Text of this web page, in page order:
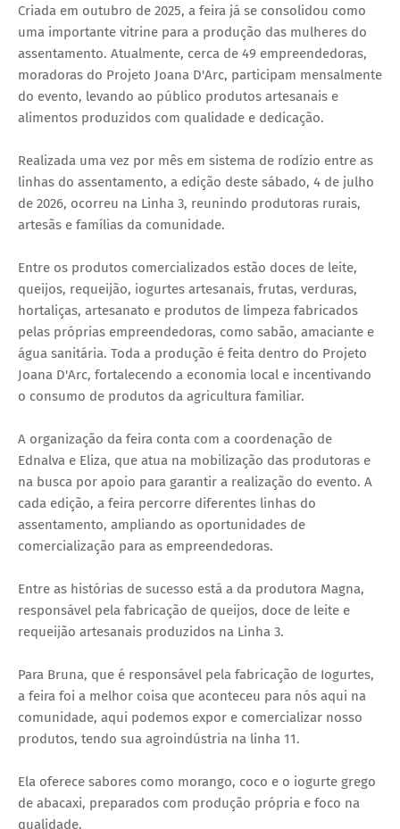
Criada em outubro de 2025, a feira já se consolidou como
uma importante vitrine para a produção das mulheres do
assentamento. Atualmente, cerca de 49 empreendedoras,
moradoras do Projeto Joana D'Arc, participam mensalmente
do evento, levando ao público produtos artesanais e
alimentos produzidos com qualidade e dedicação.
Realizada uma vez por mês em sistema de rodízio entre as
linhas do assentamento, a edição deste sábado, 4 de julho
de 2026, ocorreu na Linha 3, reunindo produtoras rurais,
artesãs e famílias da comunidade.
Entre os produtos comercializados estão doces de leite,
queijos, requeijão, iogurtes artesanais, frutas, verduras,
hortaliças, artesanato e produtos de limpeza fabricados
pelas próprias empreendedoras, como sabão, amaciante e
água sanitária. Toda a produção é feita dentro do Projeto
Joana D'Arc, fortalecendo a economia local e incentivando
o consumo de produtos da agricultura familiar.
A organização da feira conta com a coordenação de
Ednalva e Eliza, que atua na mobilização das produtoras e
na busca por apoio para garantir a realização do evento. A
cada edição, a feira percorre diferentes linhas do
assentamento, ampliando as oportunidades de
comercialização para as empreendedoras.
Entre as histórias de sucesso está a da produtora Magna,
responsável pela fabricação de queijos, doce de leite e
requeijão artesanais produzidos na Linha 3.
Para Bruna, que é responsável pela fabricação de Iogurtes,
a feira foi a melhor coisa que aconteceu para nós aqui na
comunidade, aqui podemos expor e comercializar nosso
produtos, tendo sua agroindústria na linha 11.
Ela oferece sabores como morango, coco e o iogurte grego
de abacaxi, preparados com produção própria e foco na
qualidade.